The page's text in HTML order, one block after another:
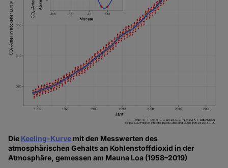
Die Keeling-Kurve mit den Messwerten des
atmosphärischen Gehalts an Kohlenstoffdioxid in der
Atmosphäre, gemessen am Mauna Loa (1958–2019)